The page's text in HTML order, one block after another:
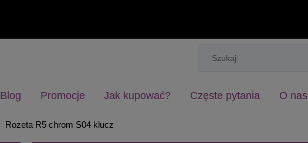
Blog Promocje Jak kupować? Częste pytania O nas
Rozeta R5 chrom S04 klucz